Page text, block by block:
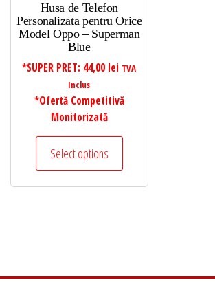
Husa de Telefon
Personalizata pentru Orice
Model Oppo – Superman
Blue
*SUPER PRET: 44,00 lei TVA
Inclus
*Ofertă Competitivă
Monitorizată
Select options